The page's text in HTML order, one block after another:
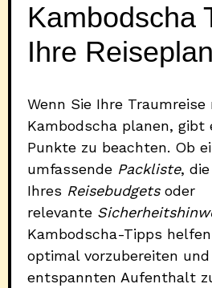
Kambodscha
Ihre
Wenn Sie Ihre Traumreise
Kambodscha planen, gibt
Punkte zu beachten. Ob
umfassende Packliste,
Ihres Reisebudgetsoder
relevante
Kambodscha-Tipps
optimal vorzubereiten und
entspannten Aufenthalt